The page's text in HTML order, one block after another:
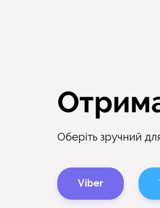
Оберіть зручний
Viber